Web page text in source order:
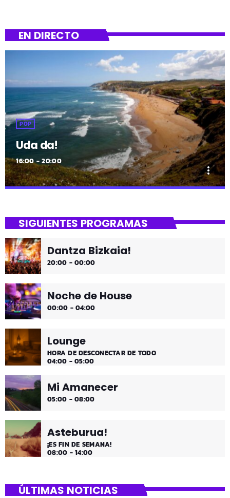
EN DIRECTO
POP
Uda da!
16:00 - 20:00
more_vert
¡Toda la música!
¡Toda la música!
SIGUIENTES PROGRAMAS
Dantza Bizkaia!
20:00 - 00:00
Noche de House
00:00 - 04:00
Lounge
HORA DE DESCONECTAR DE TODO
04:00 - 05:00
Mi Amanecer
05:00 - 08:00
Asteburua!
¡ES FIN DE SEMANA!
08:00 - 14:00
ÚLTIMAS NOTICIAS